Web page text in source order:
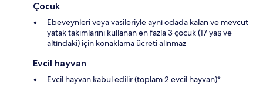
Çocuk
Ebeveynleri veya vasileriyle aynı odada kalan ve mevcut
yatak takımlarını kullanan en fazla 3 çocuk (17 yaş ve
altındaki) için konaklama ücreti alınmaz
Evcil hayvan
Evcil hayvan kabul edilir (toplam 2 evcil hayvan)*